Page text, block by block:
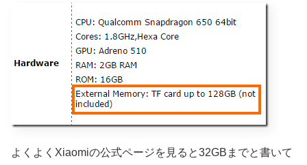
よくよくXiaomiの公式ページを見ると32GBまでと書いて